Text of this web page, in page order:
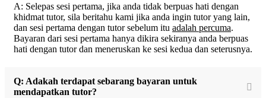
A: Selepas sesi pertama, jika anda tidak berpuas hati dengan
khidmat tutor, sila beritahu kami jika anda ingin tutor yang lain,
dan sesi pertama dengan tutor sebelum itu adalah percuma.
Bayaran dari sesi pertama hanya dikira sekiranya anda berpuas
hati dengan tutor dan meneruskan ke sesi kedua dan seterusnya.
Q: Adakah terdapat sebarang bayaran untuk
mendapatkan tutor?